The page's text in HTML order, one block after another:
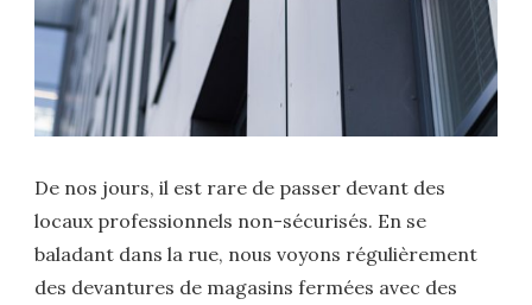
De nos jours, il est rare de passer devant des
locaux professionnels non-sécurisés. En se
baladant dans la rue, nous voyons régulièrement
des devantures de magasins fermées avec des